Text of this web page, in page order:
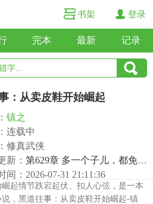
书架 登录
完本 最新 记录
：从卖皮鞋开始崛起
镇之
连载中
修真武侠
新： 第629章 多一个子儿，都免谈！
间：2026-07-31 21:11:36
起情节跌宕起伏、扣人心弦，是一本
，黑道往事：从卖皮鞋开始崛起-镇